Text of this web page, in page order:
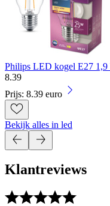
Philips LED kogel E27 1,9
8.39
Prijs: 8.39 euro
Bekijk alles in led
Klantreviews